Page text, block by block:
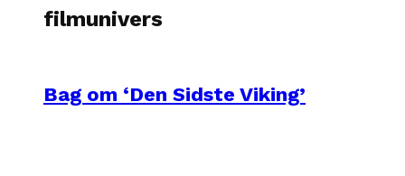
filmunivers
Bag om ‘Den Sidste Viking’